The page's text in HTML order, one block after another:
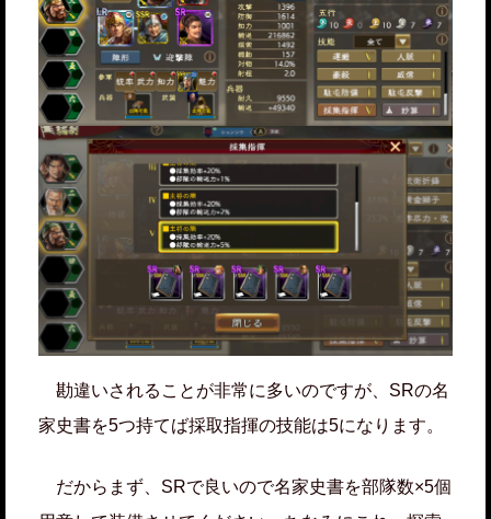
勘違いされることが非常に多いのですが、SRの名
家史書を5つ持てば採取指揮の技能は5になります。
だからまず、SRで良いので名家史書を部隊数×5個